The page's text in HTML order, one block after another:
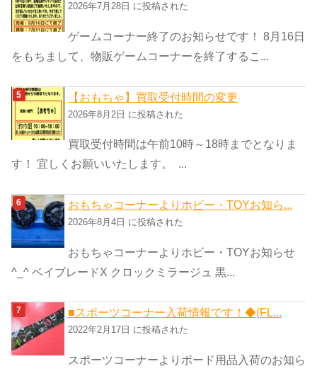
2026年7月28日 に投稿された
ゲームコーナー終了のお知らせです！ 8月16日
をもちまして、物販ゲームコーナーを終了するこ...
【おもちゃ】買取受付時間の変更
2026年8月2日 に投稿された
買取受付時間は午前10時～18時までとなりま
す！ 宜しくお願いいたします。 ...
おもちゃコーナーよりホビー・TOYお知ら...
2026年8月4日 に投稿された
おもちゃコーナーよりホビー・TOYお知らせ
^_^ ベイブレードX クロックミラージュ 黒...
■スポーツコーナー入荷情報です！◆(FL...
2022年2月17日 に投稿された
スポーツコーナーよりボード用品入荷のお知ら